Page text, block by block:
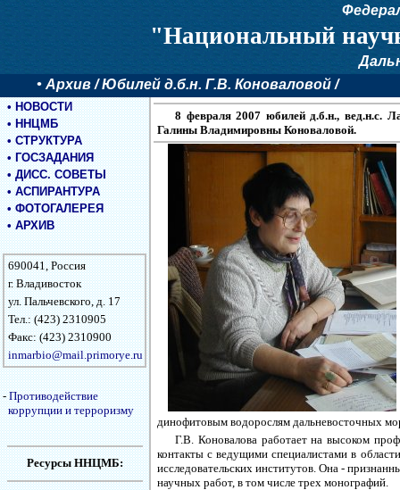
"Национальный
• Архив / Юбилей д.б.н. Г.В. Коноваловой /
•НОВОСТИ
•ННЦМБ
•СТРУКТУРА
•ГОСЗАДАНИЯ
•ДИСС. СОВЕТЫ
•АСПИРАНТУРА
•ФОТОГАЛЕРЕЯ
•АРХИВ
690041, Россия
г. Владивосток
ул. Пальчевского, д. 17
Тел.: (423) 2310905
Факс: (423) 2310900
inmarbio@mail.primorye.ru
-Противодействие
коррупции и терроризму
Ресурсы ННЦМБ:
8 февраля 2007 юбилей д.б.н., вед.н.с.
Галины Владимировны Коноваловой.
динофитовым водорослям дальневосточных
Г.В. Коновалова работает на высоком
контакты с ведущими специалистами в
исследовательских институтов. Она -
научных работ, в том числе трех монографий.